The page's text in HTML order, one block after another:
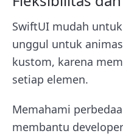
SwiftUI mudah
unggul untuk
kustom, karena
setiap elemen.
Memahami
membantu